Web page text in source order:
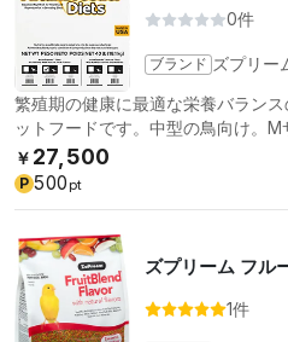
0件
ブランド ズプリー
繁殖期の健康に最適な栄養バラン
ットフードです。中型の鳥向け。M
￥ 27,500
P 500 pt
ズプリーム フル
1件